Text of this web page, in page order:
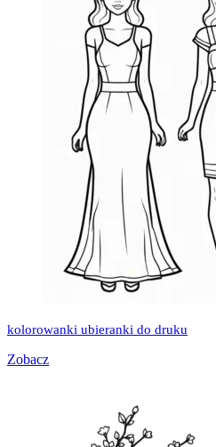
kolorowanki ubieranki do druku
Zobacz